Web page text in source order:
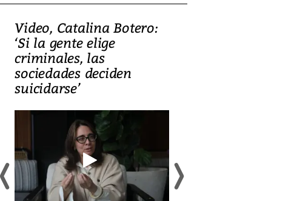
Video, Catalina Botero:
‘Si la gente elige
criminales, las
sociedades deciden
suicidarse’